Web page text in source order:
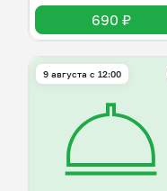
690 ₽
9 августа с 12:00